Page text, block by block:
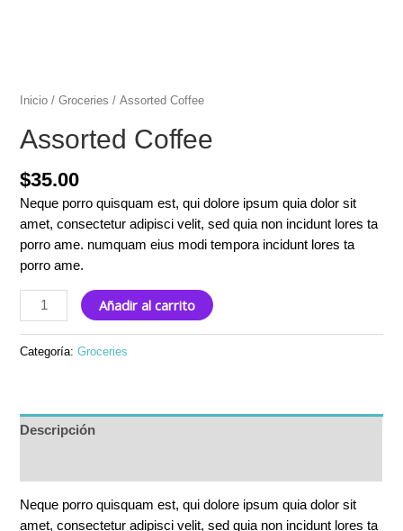
Inicio /Groceries / Assorted Coffee
Assorted Coffee
$35.00
Neque porro quisquam est, qui dolore ipsum quia dolor sit
amet, consectetur adipisci velit, sed quia non incidunt lores ta
porro ame. numquam eius modi tempora incidunt lores ta
porro ame.
Assorted
Coffee
Añadir al carrito
Categoría:Groceries
Descripción
Neque porro quisquam est, qui dolore ipsum quia dolor sit
amet, consectetur adipisci velit, sed quia non incidunt lores ta